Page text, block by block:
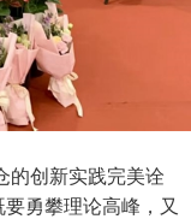
的创新实践完美诠
勇攀理论高峰，又